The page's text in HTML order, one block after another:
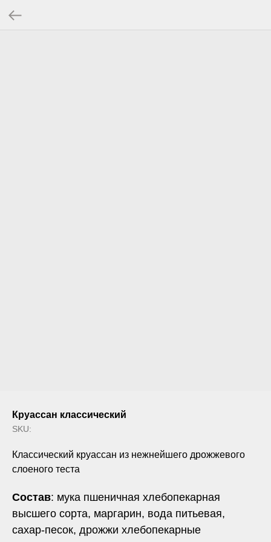
Круассан классический
SKU:
Классический круассан из нежнейшего дрожжевого
слоеного теста
Состав: мука пшеничная хлебопекарная
высшего сорта, маргарин, вода питьевая,
сахар-песок, дрожжи хлебопекарные